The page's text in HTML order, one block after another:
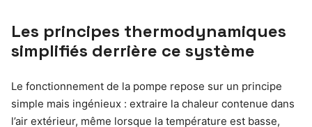
Les principes thermodynamiques
simplifiés derrière ce système
Le fonctionnement de la pompe repose sur un principe
simple mais ingénieux : extraire la chaleur contenue dans
l’air extérieur, même lorsque la température est basse,